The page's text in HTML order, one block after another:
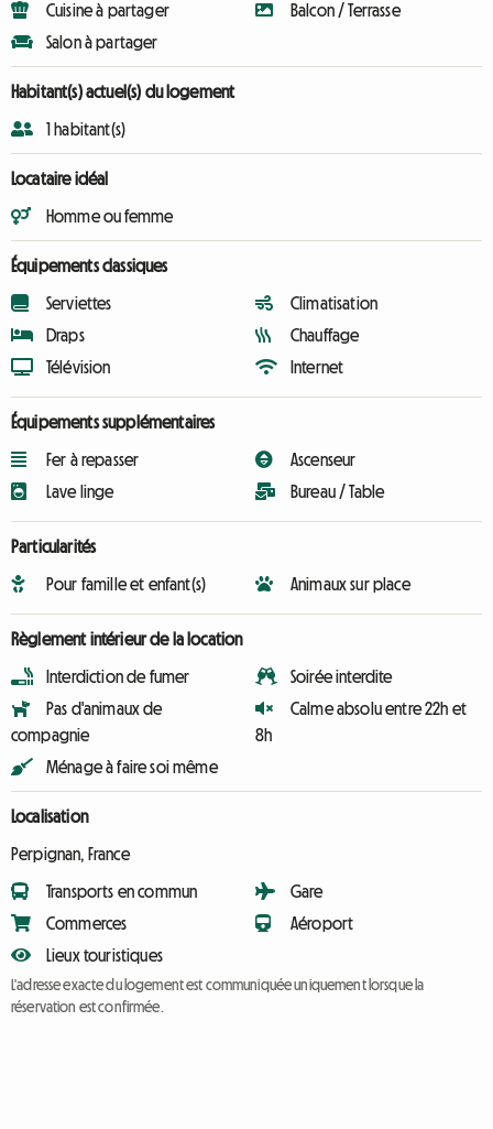
Cuisine à partager
Salon à partager
Balcon / Terrasse
Habitant(s) actuel(s) du logement
1 habitant(s)
Locataire idéal
Homme ou femme
Équipements classiques
Serviettes
Draps
Télévision
Climatisation
Chauffage
Internet
Équipements supplémentaires
Fer à repasser
Lave linge
Ascenseur
Bureau / Table
Particularités
Pour famille et enfant(s) Animaux sur place
Règlement intérieur de la location
Interdiction de fumer
Pas d'animaux de
compagnie
Ménage à faire soi même
Soirée interdite
Calme absolu entre 22h et
8h
Localisation
Perpignan, France
Transports en commun
Commerces
Lieux touristiques
Gare
Aéroport
L'adresse exacte du logement est communiquée uniquement lorsque la
réservation est confirmée.